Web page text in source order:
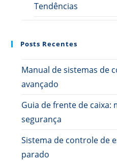
Tendências
Posts Recentes
Manual de sistemas de
avançado
Guia de frente de caixa:
segurança
Sistema de controle de
parado